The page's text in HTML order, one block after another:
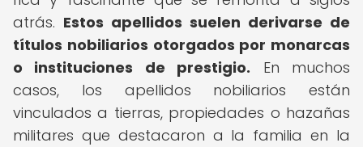
atrás. Estos apellidos suelen derivarse de
títulos nobiliarios otorgados por monarcas
o instituciones de prestigio. En muchos
casos, los apellidos nobiliarios están
vinculados a tierras, propiedades o hazañas
militares que destacaron a la familia en la